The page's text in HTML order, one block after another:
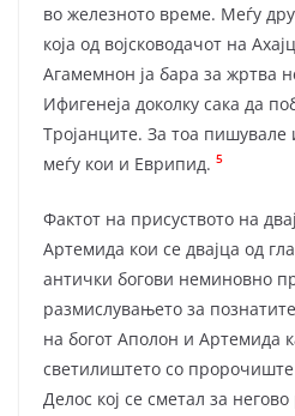
во железното време. Меѓу
која од војсководачот на
Агамемнон ја бара за жртва
Ифигенеја доколку сака да
Тројанците. За тоа
меѓу кои и Еврипид. 5
Фактот на присуството на
Артемида кои се двајца од
антички богови неминовно
размислу­вањето за
на богот Аполон и Артемида
светилиштето со
Делос кој се сметал за